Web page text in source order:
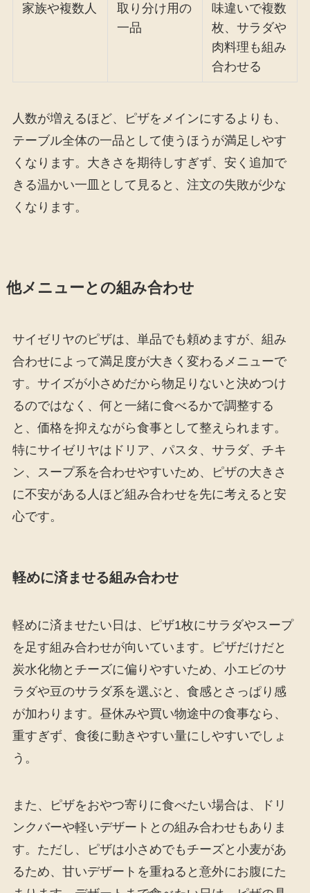
家族や複数人
取り分け用の
一品
味違いで複数
枚、サラダや
肉料理も組み
合わせる
人数が増えるほど、ピザをメインにするよりも、
テーブル全体の一品として使うほうが満足しやす
くなります。大きさを期待しすぎず、安く追加で
きる温かい一皿として見ると、注文の失敗が少な
くなります。
他メニューとの組み合わせ
サイゼリヤのピザは、単品でも頼めますが、組み
合わせによって満足度が大きく変わるメニューで
す。サイズが小さめだから物足りないと決めつけ
るのではなく、何と一緒に食べるかで調整する
と、価格を抑えながら食事として整えられます。
特にサイゼリヤはドリア、パスタ、サラダ、チキ
ン、スープ系を合わせやすいため、ピザの大きさ
に不安がある人ほど組み合わせを先に考えると安
心です。
軽めに済ませる組み合わせ
軽めに済ませたい日は、ピザ1枚にサラダやスープ
を足す組み合わせが向いています。ピザだけだと
炭水化物とチーズに偏りやすいため、小エビのサ
ラダや豆のサラダ系を選ぶと、食感とさっぱり感
が加わります。昼休みや買い物途中の食事なら、
重すぎず、食後に動きやすい量にしやすいでしょ
う。
また、ピザをおやつ寄りに食べたい場合は、ドリ
ンクバーや軽いデザートとの組み合わせもありま
す。ただし、ピザは小さめでもチーズと小麦があ
るため、甘いデザートを重ねると意外にお腹にた